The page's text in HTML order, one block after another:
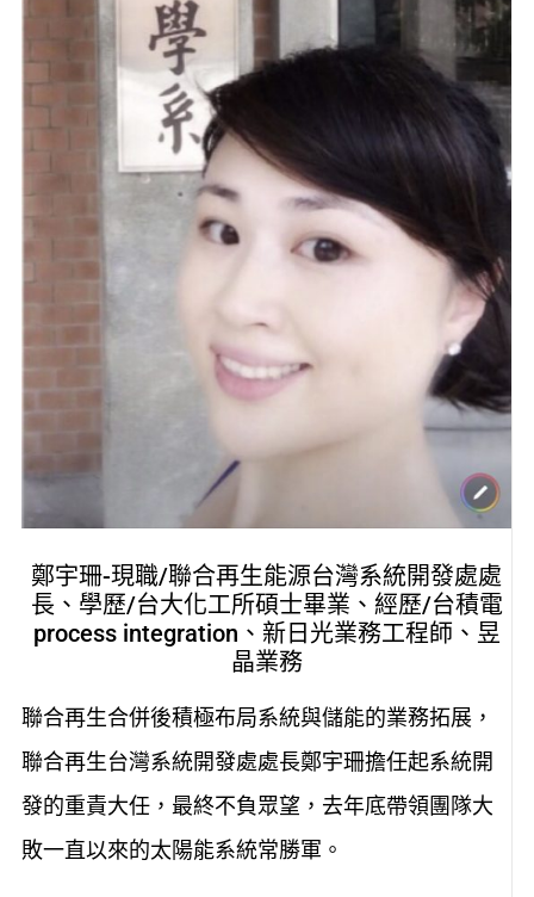
鄭宇珊-現職/聯合再生能源台灣系統開發處處
長、學歷/台大化工所碩士畢業、經歷/台積電
process integration、新日光業務工程師、昱
晶業務
聯合再生合併後積極布局系統與儲能的業務拓展，
聯合再生台灣系統開發處處長鄭宇珊擔任起系統開
發的重責大任，最終不負眾望，去年底帶領團隊大
敗一直以來的太陽能系統常勝軍。